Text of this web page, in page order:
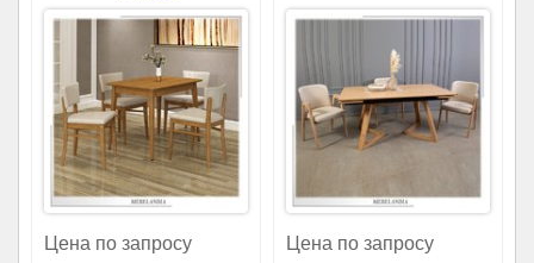
Цена по запросу Цена по запросу